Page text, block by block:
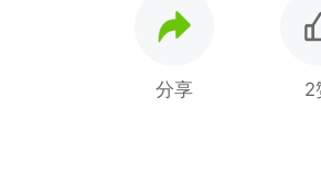
分享 2